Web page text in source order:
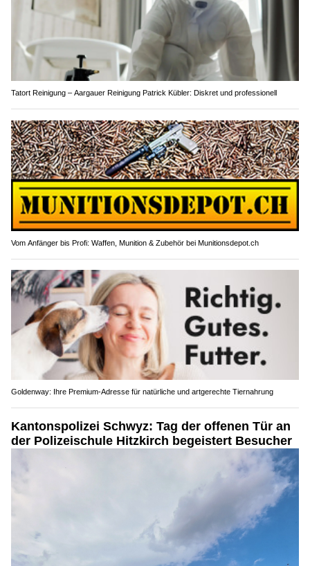
Tatort Reinigung – Aargauer Reinigung Patrick Kübler: Diskret und professionell
Vom Anfänger bis Profi: Waffen, Munition & Zubehör bei Munitionsdepot.ch
Goldenway: Ihre Premium-Adresse für natürliche und artgerechte Tiernahrung
Kantonspolizei Schwyz: Tag der offenen Tür an
der Polizeischule Hitzkirch begeistert Besucher